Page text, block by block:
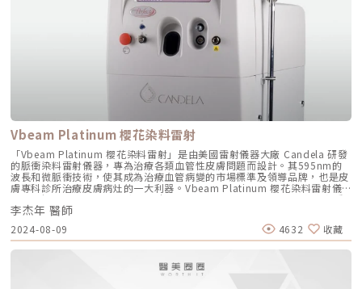
的特點與優勢 和人體牙齒和骨骼成分相近，因此具有極高的安全性。 2003
年榮獲歐盟安全標準CE認證，並於2006年獲得美國食品藥物管理局FDA核
准。 自2009年在台上市以來，已有逾250篇文獻證實有效性。 能夠塑造出
鼻型的高挺度，非常適合想要讓鼻型有立體感效果的人。適合使用微晶瓷的
族群 想要臉部輪廓再明顯者 希望有凸出下巴者 想要讓臉部能有更立體的變
化 想調整鼻型者 鼻樑不夠高者 期望調整鼻尖者微晶瓷隆鼻與其他療程比一
比微晶瓷隆鼻不僅療程時間快速，而且幾乎無恢復期，非常適合上班族利用
中午午休時間進行，又能立即見效。對於不敢冒手術風險的人來說，無疑是
一項理想的選擇。但相較於其他療程，究竟有何優勢？ 療程名稱 微晶瓷隆
高 各類玻尿酸 矽質人工鼻骨 Gore-Tex自體軟（耳）骨 療程方式 微針劑注
射 微針劑注射 開刀 開刀（二段式隆鼻） 維持時間 18到24個月 6到12個月
永久 永久 優勢 安全、自然 快速便利 安全、自然 快速便利 外型挺直 自然
美觀 劣勢 非永久 非永久 維持效果短 位移機率較高 需全身麻醉 若遭撞擊易
位移 不自然 需全身麻醉 若遭撞擊易位移 微晶瓷隆鼻真實案例分享以下呈現
真實微晶瓷隆鼻案例，提供讀者參考。如果你也想分享你的美麗故事或對各
項療程有其他疑慮，歡迎隨時來醫美圈圈與我們一同探討。《案例一》網
友- Angie在這年跟男友分手，所以想要改變自己增加自信，所以決定去醫
美施打微晶瓷針劑隆鼻。使用這種方式也是醫師建議我先試試看的，因為自
己的鼻梁算是比較不高的鼻樑，也是自己一直以來最在意的部位…《點我看
更多》《案例二》沈怡岒醫師 案例透過粉絲專業來到秘境美學診所，想改
善山根扁平困擾，女性美學沈怡岒醫師表示可以施作微晶瓷，隆鼻效果較持
久且安全性高，以及塑形自然、不容易移位等優點，術後打造自然挺鼻！…
《點我看更多》微晶瓷隆鼻常見問題解答Q：微晶瓷隆鼻可以維持多久？由
於每個人的體質不同，微晶瓷的效果持續時間也會有所差異，一般來說可維
Vbeam Platinum 櫻花染料雷射
「Vbeam Platinum 櫻花染料雷射」是由美國雷射儀器大廠 Candela 研發
的脈衝染料雷射儀器，專為治療各類血管性皮膚問題而設計。其595nm的
波長和微脈衝技術，使其成為治療血管病變的市場標準及領導品牌，也是皮
膚專科診所治療皮膚病灶的一大利器。Vbeam Platinum 櫻花染料雷射儀
器能夠解決的肌膚問題1. 血管性皮膚問題Vbeam Platinum 專門針對各種
血管性皮膚問題，主要包括：紅胎記（葡萄酒色斑）： 這是一種常見的先
天性血管異常，表現為皮膚表面的紅色斑塊。Vbeam Platinum 能夠有效
減少其顏色和面積​。毛細血管擴張： 通常出現在臉部或腿部，表現為皮膚
表面的細小血管網。該儀器可以顯著減少這些擴張的血管​。酒糟鼻： 一種
慢性皮膚病，主要影響面部，導致紅腫和血管擴張。Vbeam Platinum 對
於減少這些症狀有顯著效果​。2. 疤痕Vbeam Platinum 對於各種類型的疤
痕都有治療效果，包括：痤瘡疤痕： 這些疤痕可能會影響皮膚的質地和外
李杰年 醫師
2024-08-09 4632 收藏